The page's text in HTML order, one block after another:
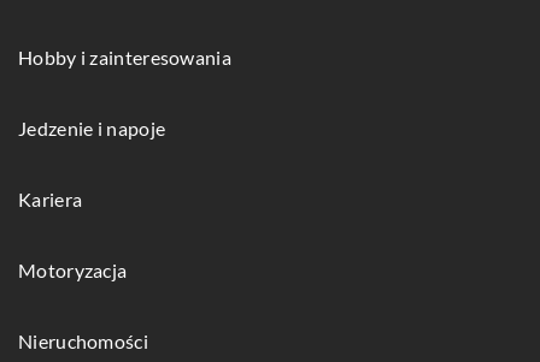
Hobby i zainteresowania
Jedzenie i napoje
Kariera
Motoryzacja
Nieruchomości